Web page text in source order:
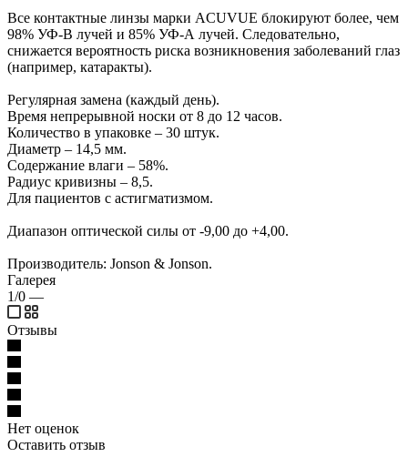
Все контактные линзы марки ACUVUE блокируют более, чем
98% УФ-В лучей и 85% УФ-А лучей. Следовательно,
снижается вероятность риска возникновения заболеваний глаз
(например, катаракты).
Регулярная замена (каждый день).
Время непрерывной носки от 8 до 12 часов.
Количество в упаковке – 30 штук.
Диаметр – 14,5 мм.
Содержание влаги – 58%.
Радиус кривизны – 8,5.
Для пациентов с астигматизмом.
Диапазон оптической силы от -9,00 до +4,00.
Производитель: Jonson & Jonson.
Галерея
1/0 —
Отзывы
Нет оценок
Оставить отзыв